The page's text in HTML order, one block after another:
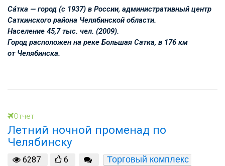
Са́тка — город (с 1937) в России, административный центр
Саткинского района Челябинской области.
Население 45,7 тыс. чел. (2009).
Город расположен на реке Большая Сатка, в 176 км
от Челябинска.
Отчет
Летний ночной променад по
Челябинску
6287 6
Торговый комплекс